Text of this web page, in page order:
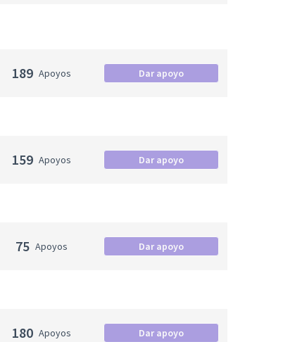
189 Apoyos Dar apoyo
159 Apoyos Dar apoyo
75 Apoyos Dar apoyo
180 Apoyos Dar apoyo